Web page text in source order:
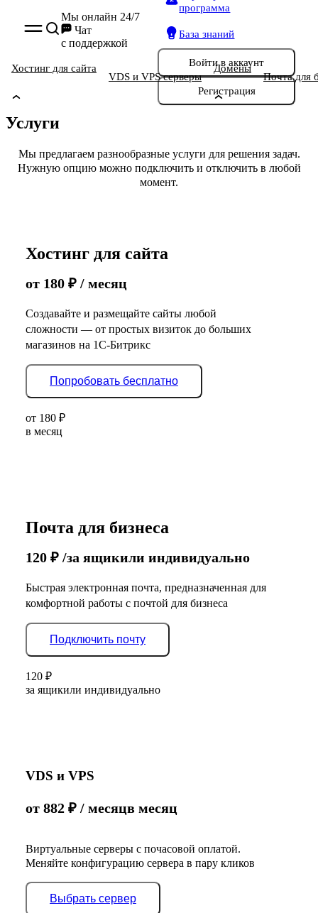
Мы онлайн 24/7
Чат
с поддержкой
программа
База знаний
Войтив аккаунт
Регистрация
Хостинг для сайта
VDS и VPS серверы
Домены
Почта для
Услуги
Мы предлагаем разнообразные услуги для решения задач.
Нужную опцию можно подключить и отключить в любой
момент.
Хостинг для сайта
от 180 ₽ / месяц
Создавайте и размещайте сайты любой
сложности — от простых визиток до больших
магазинов на 1С-Битрикс
Попробовать бесплатно
от 180 ₽
в месяц
Почта для бизнеса
120 ₽ /за ящикили индивидуально
Быстрая электронная почта, предназначенная для
комфортной работы с почтой для бизнеса
Подключить почту
120 ₽
за ящикили индивидуально
VDS и VPS
Виртуальные серверы с почасовой оплатой.
Меняйте конфигурацию сервера в пару кликов
от 882 ₽ / месяцв месяц
Выбрать сервер